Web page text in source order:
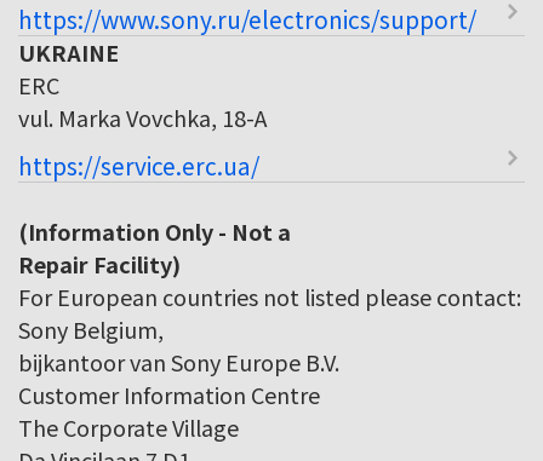
https://www.sony.ru/electronics/support/
UKRAINE
ERC
vul. Marka Vovchka, 18-A
https://service.erc.ua/
(Information Only - Not a
Repair Facility)
For European countries not listed please contact:
Sony Belgium,
bijkantoor van Sony Europe B.V.
Customer Information Centre
The Corporate Village